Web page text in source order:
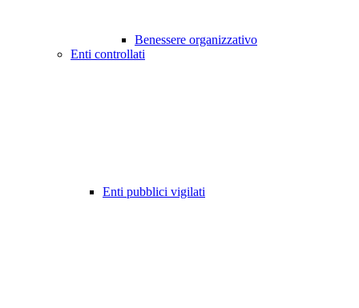
Benessere organizzativo
Enti controllati
Enti pubblici vigilati